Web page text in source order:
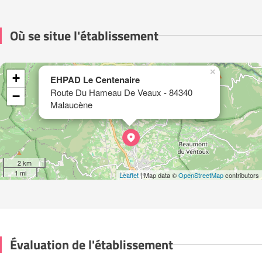
Où se situe l'établissement
EHPAD Le Centenaire
Route Du Hameau De Veaux - 84340
Malaucène
×
+
−
2 km
1 mi
Leaflet| Map data ©OpenStreetMapcontributors
Évaluation de l'établissement